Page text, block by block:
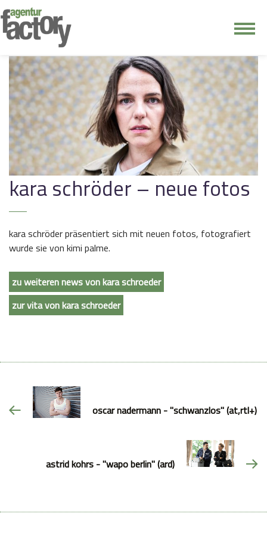
kontakt
kara schröder – neue fotos
kara schröder präsentiert sich mit neuen fotos, fotografiert
wurde sie von kimi palme.
zu weiteren news von kara schroeder
zur vita von kara schroeder
oscar nadermann - "schwanzlos" (at,rtl+)
astrid kohrs - "wapo berlin" (ard)